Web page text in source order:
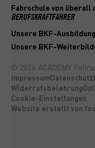
Fahrschule von überall
BERUFSKRAFTFAHRER
Unsere BKF-
Unsere BKF-
© 2026 ACADEMY
Impressum Datenschutz
Widerrufsbelehrung
Cookie-Einstellungen
Website erstellt von